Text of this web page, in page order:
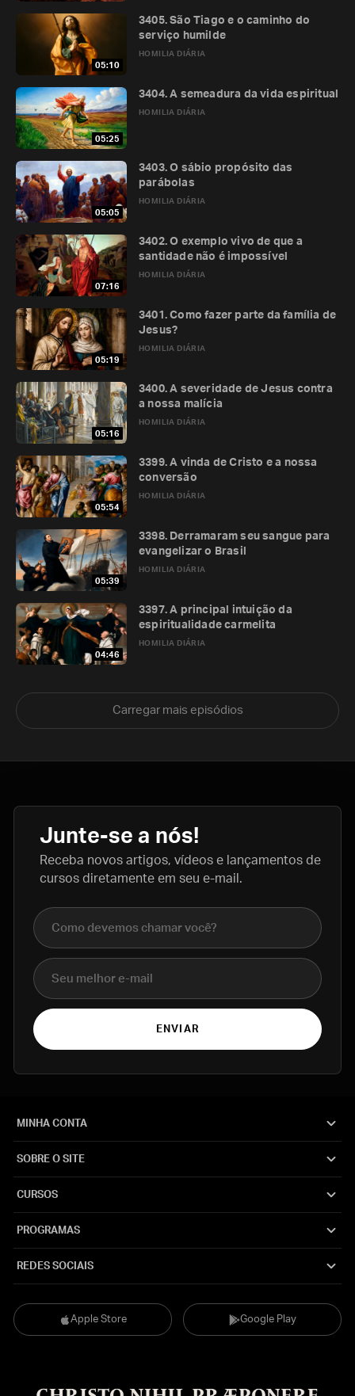
05:10
HOMILIA DIÁRIA
3405. São Tiago e o caminho do
serviço humilde
05:25
HOMILIA DIÁRIA
3404. A semeadura da vida espiritual
05:05
HOMILIA DIÁRIA
3403. O sábio propósito das
parábolas
07:16
HOMILIA DIÁRIA
3402. O exemplo vivo de que a
santidade não é impossível
05:19
HOMILIA DIÁRIA
3401. Como fazer parte da família de
Jesus?
05:16
HOMILIA DIÁRIA
3400. A severidade de Jesus contra
a nossa malícia
05:54
HOMILIA DIÁRIA
3399. A vinda de Cristo e a nossa
conversão
05:39
HOMILIA DIÁRIA
3398. Derramaram seu sangue para
evangelizar o Brasil
04:46
HOMILIA DIÁRIA
3397. A principal intuição da
espiritualidade carmelita
Carregar mais episódios
Junte-se a nós!
Receba novos artigos, vídeos e lançamentos de
cursos diretamente em seu e-mail.
Nome completo
E-mail
ENVIAR
Apple Store Google Play
MINHA CONTA
SOBRE O SITE
CURSOS
PROGRAMAS
REDES SOCIAIS